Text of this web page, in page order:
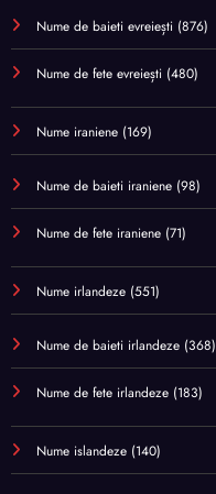
Nume de baieti evreiești (876)
Nume de fete evreiești (480)
Nume iraniene (169)
Nume de baieti iraniene (98)
Nume de fete iraniene (71)
Nume irlandeze (551)
Nume de baieti irlandeze (368)
Nume de fete irlandeze (183)
Nume islandeze (140)